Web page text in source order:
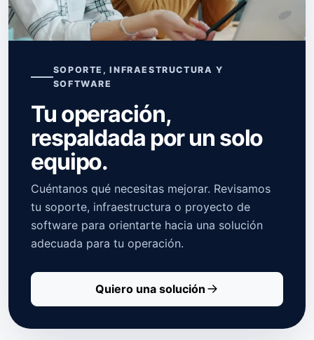
SOPORTE, INFRAESTRUCTURA Y
SOFTWARE
Tu operación,
respaldada por un solo
equipo.
Cuéntanos qué necesitas mejorar. Revisamos
tu soporte, infraestructura o proyecto de
software para orientarte hacia una solución
adecuada para tu operación.
Quiero una solución